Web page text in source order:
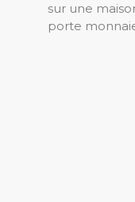
sur une
porte